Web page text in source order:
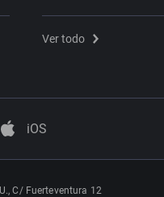
Ver todo
iOS
C/ Fuerteventura 12